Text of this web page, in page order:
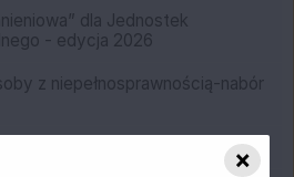
dla Jednostek
- edycja 2026
z niepełnosprawnością-nabór
×